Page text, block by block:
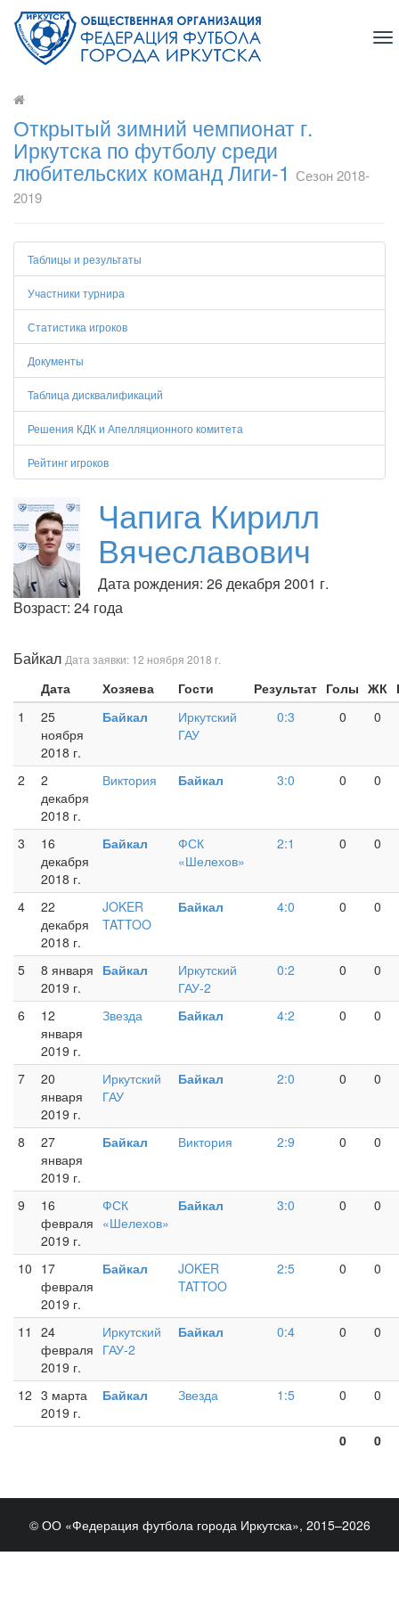
Открытый зимний чемпионат г.
Иркутска по футболу среди
любительских команд Лиги-1 Сезон 2018-
2019
Таблицы и результаты
Участники турнира
Статистика игроков
Документы
Таблица дисквалификаций
Решения КДК и Апелляционного комитета
Рейтинг игроков
Чапига Кирилл
Вячеславович
Дата рождения: 26 декабря 2001 г.
Возраст: 24 года
Байкал Дата заявки: 12 ноября 2018 г.
Дата Хозяева Гости Результат Голы ЖК
1
25
ноября
2018 г.
Байкал
Иркутский
ГАУ
0:3 0 0
2
2
декабря
2018 г.
Виктория Байкал 3:0 0 0
3
16
декабря
2018 г.
Байкал
ФСК
«Шелехов»
2:1 0 0
4
22
декабря
2018 г.
JOKER
TATTOO
Байкал 4:0 0 0
5
8 января
2019 г.
Байкал
Иркутский
ГАУ-2
0:2 0 0
6
12
января
2019 г.
Звезда Байкал 4:2 0 0
7
20
января
2019 г.
Иркутский
ГАУ
Байкал 2:0 0 0
8
27
января
2019 г.
Байкал Виктория 2:9 0 0
9
16
февраля
2019 г.
ФСК
«Шелехов»
Байкал 3:0 0 0
10 17
февраля
2019 г.
Байкал
JOKER
TATTOO
2:5 0 0
11
24
февраля
2019 г.
Иркутский
ГАУ-2
Байкал 0:4 0 0
12 3 марта
2019 г.
Байкал Звезда 1:5 0 0
0 0
© ОО «Федерация футбола города Иркутска», 2015–2026